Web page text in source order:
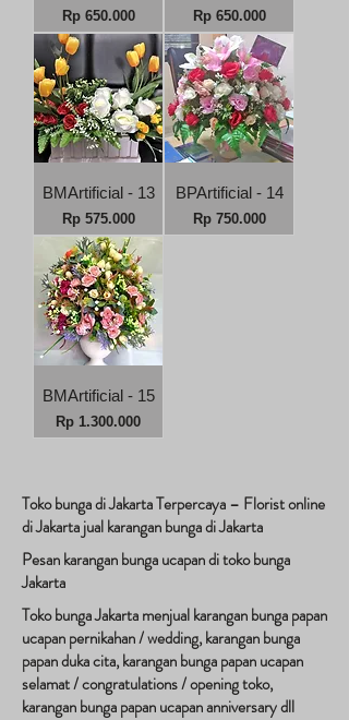
Harga
Rp 650.000 Harga
Rp 650.000
BMArtificial - 13
Harga
Rp 575.000
BPArtificial - 14
Harga
Rp 750.000
BMArtificial - 15
Harga
Rp 1.300.000
Toko bunga di Jakarta Terpercaya – Florist online
di Jakarta jual karangan bunga di Jakarta
Pesan karangan bunga ucapan di toko bunga
Jakarta
Toko bunga Jakarta menjual karangan bunga papan
ucapan pernikahan / wedding, karangan bunga
papan duka cita, karangan bunga papan ucapan
selamat / congratulations / opening toko,
karangan bunga papan ucapan anniversary dll